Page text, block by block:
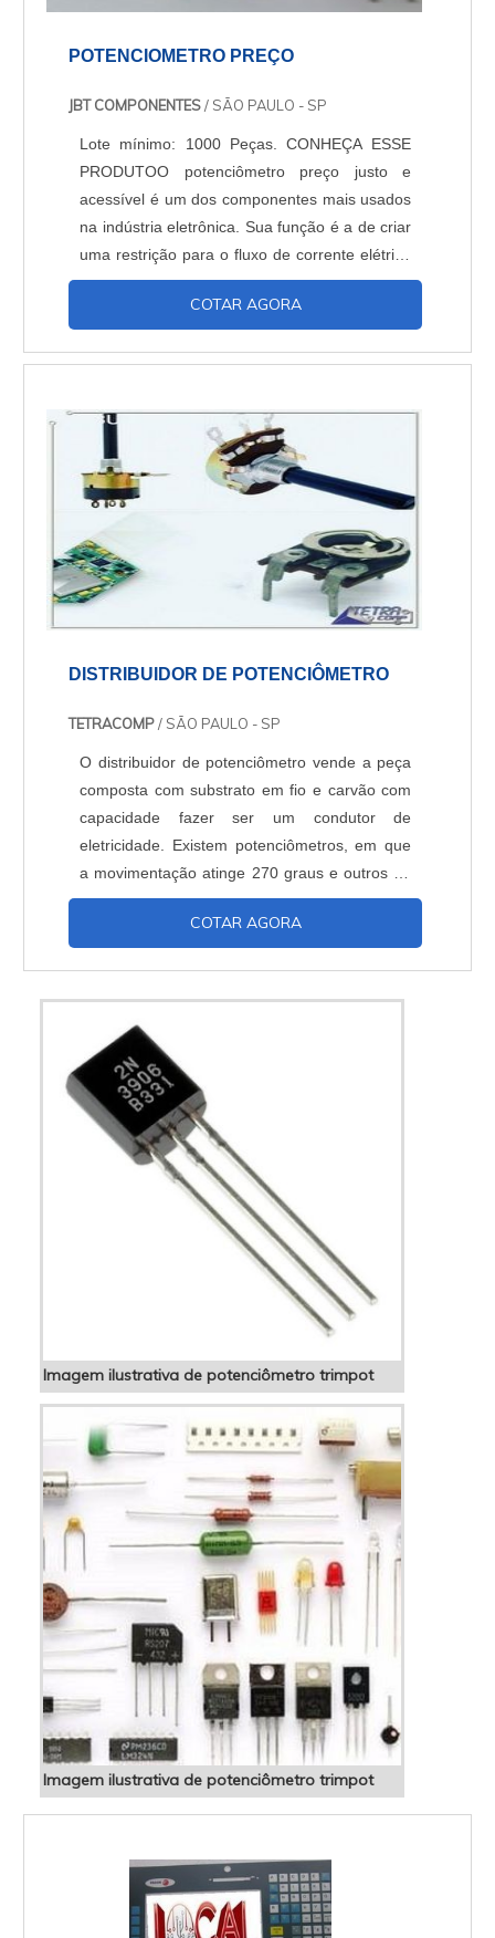
POTENCIOMETRO PREÇO
JBT COMPONENTES/ SÃO PAULO - SP
Lote mínimo: 1000 Peças. CONHEÇA ESSE
PRODUTOO potenciômetro preço justo e
acessível é um dos componentes mais usados
na indústria eletrônica. Sua função é a de criar
uma restrição para o fluxo de corrente elétrica
quando esta passa por ele. A restrição pode
ser ajustada de forma manual. Ele é
em circuitos, seu objetivo é limitar o fluxo de
Seu p...
COTAR AGORA
DISTRIBUIDOR DE POTENCIÔMETRO
TETRACOMP/ SÃO PAULO - SP
O distribuidor de potenciômetro vende a peça
composta com substrato em fio e carvão com
capacidade fazer ser um condutor de
eletricidade. Existem potenciômetros, em que
a movimentação atinge 270 graus e outros de
exatidão mais elevada, os quais recebem o
nome de multivoltas. Os valores apresentados
eletrônico que...
COTAR AGORA
Imagem ilustrativa de potenciômetro trimpot
Imagem ilustrativa de potenciômetro trimpot